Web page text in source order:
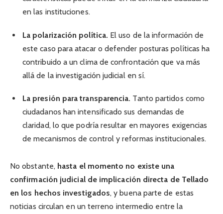
en las instituciones.
La polarización política. El uso de la información de
este caso para atacar o defender posturas políticas ha
contribuido a un clima de confrontación que va más
allá de la investigación judicial en sí.
La presión para transparencia. Tanto partidos como
ciudadanos han intensificado sus demandas de
claridad, lo que podría resultar en mayores exigencias
de mecanismos de control y reformas institucionales.
No obstante, hasta el momento no existe una
confirmación judicial de implicación directa de Tellado
en los hechos investigados, y buena parte de estas
noticias circulan en un terreno intermedio entre la